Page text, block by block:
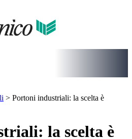
consectetur
consectetur
consectetur
consectetur
> Portoni industriali: la scelta è
la scelta è